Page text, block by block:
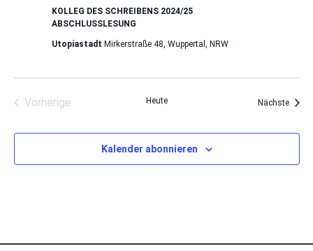
KOLLEG DES SCHREIBENS 2024/25
ABSCHLUSSLESUNG
Utopiastadt Mirkerstraße 48, Wuppertal, NRW
Vorherige
Heute Nächste
Kalender abonnieren